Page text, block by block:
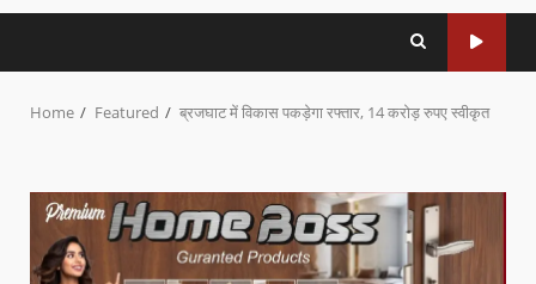
Home Featured ब्रजघाट में विकास पकड़ेगा रफ्तार, 14 करोड़ रुपए स्वीकृत